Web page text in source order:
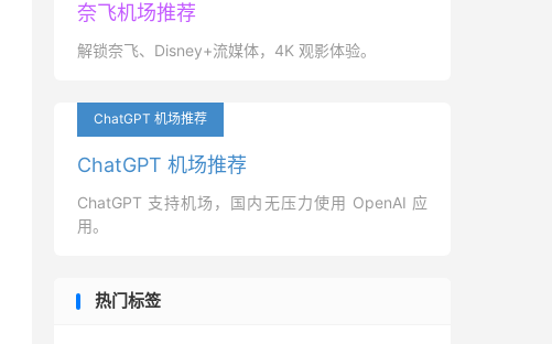
奈飞机场推荐
解锁奈飞、Disney+流媒体，4K 观影体验。
ChatGPT 机场推荐
ChatGPT 机场推荐
ChatGPT 支持机场，国内无压力使用 OpenAI 应
用。
热门标签